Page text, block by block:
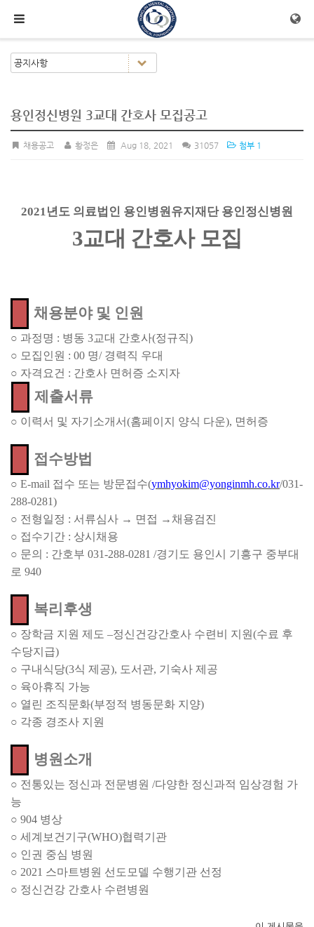
용인정신병원 3교대 간호사 모집공고
채용공고 황정은 Aug 18, 2021 31057 첨부 1
2021년도 의료법인 용인병원유지재단 용인정신병원
3교대 간호사 모집
채용분야 및 인원
○ 과정명 : 병동 3교대 간호사(정규직)
○ 모집인원 : 00 명/ 경력직 우대
○ 자격요건 : 간호사 면허증 소지자
제출서류
○ 이력서 및 자기소개서(홈페이지 양식 다운), 면허증
접수방법
○ E-mail 접수 또는 방문접수(ymhyokim@yonginmh.co.kr/031-
288-0281)
○ 전형일정 : 서류심사 → 면접 → 채용검진
○ 접수기간 : 상시채용
○ 문의 : 간호부 031-288-0281 /경기도 용인시 기흥구 중부대
로 940
복리후생
○ 장학금 지원 제도 –정신건강간호사 수련비 지원(수료 후
수당지급)
○ 구내식당(3식 제공), 도서관, 기숙사 제공
○ 육아휴직 가능
○ 열린 조직문화(부정적 병동문화 지양)
○ 각종 경조사 지원
병원소개
○ 전통있는 정신과 전문병원 /다양한 정신과적 임상경험 가
능
○ 904 병상
○ 세계보건기구(WHO)협력기관
○ 인권 중심 병원
○ 2021 스마트병원 선도모델 수행기관 선정
○ 정신건강 간호사 수련병원